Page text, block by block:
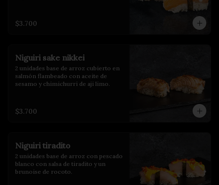
$3.700
Niguiri sake nikkei
2 unidades base de arroz cubierto en
salmón flambeado con aceite de
sesamo y chimichurri de aji limo.
$3.700
Niguiri tiradito
2 unidades base de arroz con pescado
blanco con salsa de tiradito y un
brunoise de rocoto.